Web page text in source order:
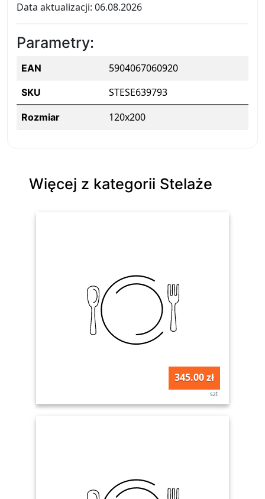
Data aktualizacji: 06.08.2026
Parametry:
EAN 5904067060920
SKU STESE639793
Rozmiar 120x200
Więcej z kategorii Stelaże
345.00 zł
szt